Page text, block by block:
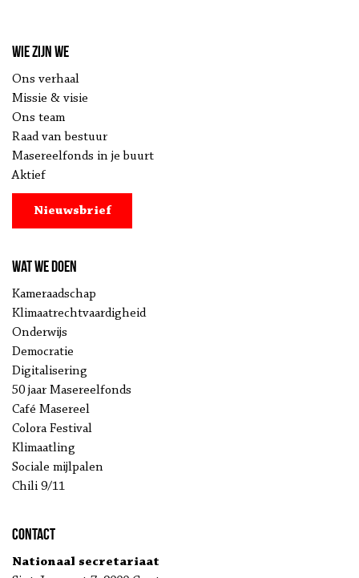
Wie zijn we
Ons verhaal
Missie & visie
Ons team
Raad van bestuur
Masereelfonds in je buurt
Aktief
Nieuwsbrief
Wat we doen
Kameraadschap
Klimaatrechtvaardigheid
Onderwijs
Democratie
Digitalisering
50 jaar Masereelfonds
Café Masereel
Colora Festival
Klimaatling
Sociale mijlpalen
Chili 9/11
Contact
Nationaal secretariaat